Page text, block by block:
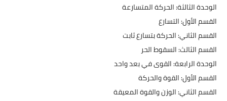
​الوحدة الثالثة: الحركة المتسارعة
​القسم الأول: التسارع
​القسم الثاني: الحركة بتسارع ثابت
​القسم الثالث: السقوط الحر
​الوحدة الرابعة: القوى في بعد واحد
​القسم الأول: القوة والحركة
​القسم الثاني: الوزن والقوة المعيقة